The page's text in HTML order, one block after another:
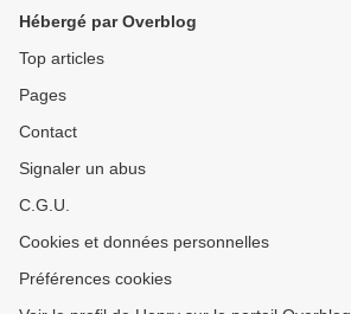
danger
Hébergé par Overblog
Top articles
Pages
Contact
Signaler un abus
C.G.U.
Cookies et données personnelles
Préférences cookies